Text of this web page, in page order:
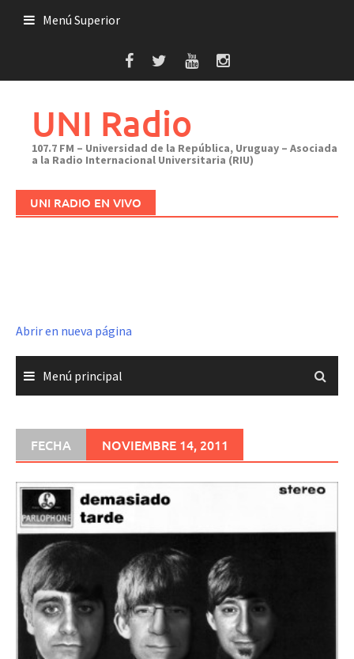
Menú Superior
UNI Radio
107.7 FM – Universidad de la República, Uruguay – Asociada
a la Radio Internacional Universitaria (RIU)
UNI RADIO EN VIVO
Abrir en nueva página
Menú principal
FECHA NOVIEMBRE 14, 2011